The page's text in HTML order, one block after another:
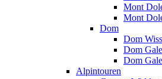
Mont
Mont
Dom
Dom
Dom
Dom
Alpintouren